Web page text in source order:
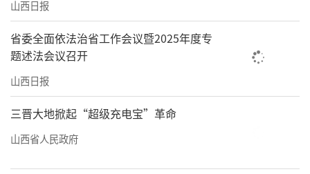
山西日报
省委全面依法治省工作会议暨2025年度专
题述法会议召开
山西日报
三晋大地掀起“超级充电宝”革命
山西省人民政府